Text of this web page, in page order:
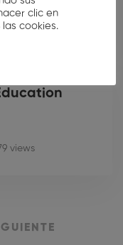
views
views
clic en
cookies.